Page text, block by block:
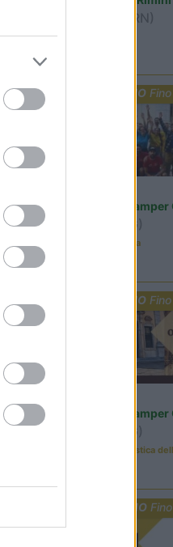
(RN)
PROMO
Area Sosta
(BG)
Ardesio in scatola
PROMO
Area Sosta
(BG)
Rassegna organistica
PROMO